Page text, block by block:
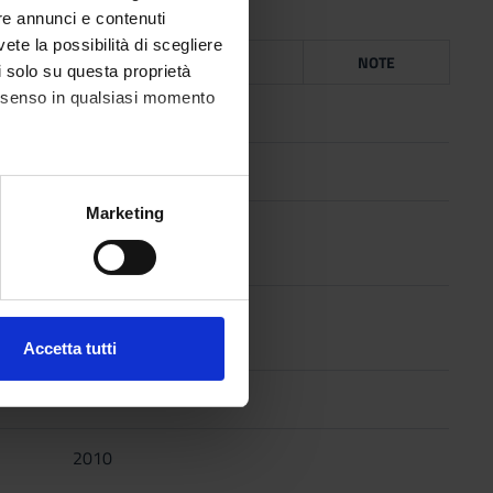
annunci e contenuti
la possibilità di scegliere
su questa proprietà
in qualsiasi momento
metro,Marketing
Accetta tutti
ANNO NOTE
2009
2009
2012
2011
2010